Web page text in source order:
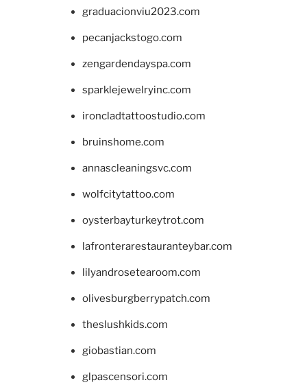
graduacionviu2023.com
pecanjackstogo.com
zengardendayspa.com
sparklejewelryinc.com
ironcladtattoostudio.com
bruinshome.com
annascleaningsvc.com
wolfcitytattoo.com
oysterbayturkeytrot.com
lafronterarestauranteybar.com
lilyandrosetearoom.com
olivesburgberrypatch.com
theslushkids.com
giobastian.com
glpascensori.com